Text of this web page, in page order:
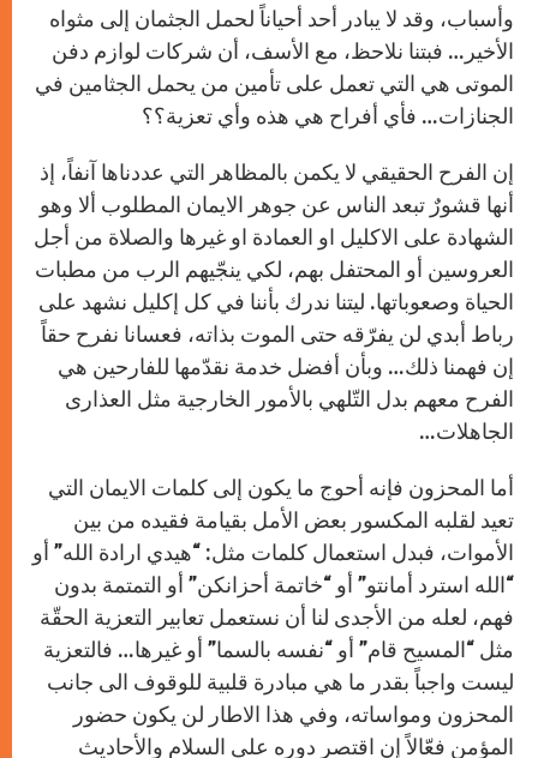
وأسباب، وقد لا يبادر أحد أحياناً لحمل الجثمان إلى مثواه
الأخير… فبتنا نلاحظ، مع الأسف، أن شركات لوازم دفن
الموتى هي التي تعمل على تأمين من يحمل الجثامين في
الجنازات… فأي أفراح هي هذه وأي تعزية؟؟
إن الفرح الحقيقي لا يكمن بالمظاهر التي عددناها آنفاً، إذ
أنها قشورٌ تبعد الناس عن جوهر الايمان المطلوب ألا وهو
الشهادة على الاكليل او العمادة او غيرها والصلاة من أجل
العروسين أو المحتفل بهم، لكي ينجّيهم الرب من مطبات
الحياة وصعوباتها. ليتنا ندرك بأننا في كل إكليل نشهد على
رباط أبدي لن يفرّقه حتى الموت بذاته، فعسانا نفرح حقاً
إن فهمنا ذلك… وبأن أفضل خدمة نقدّمها للفارحين هي
الفرح معهم بدل التّلهي بالأمور الخارجية مثل العذارى
الجاهلات…
أما المحزون فإنه أحوج ما يكون إلى كلمات الايمان التي
تعيد لقلبه المكسور بعض الأمل بقيامة فقيده من بين
الأموات، فبدل استعمال كلمات مثل: “هيدي ارادة الله” أو
“الله استرد أمانتو” أو “خاتمة أحزانكن” أو التمتمة بدون
فهم، لعله من الأجدى لنا أن نستعمل تعابير التعزية الحقّة
مثل “المسيح قام” أو “نفسه بالسما” أو غيرها… فالتعزية
ليست واجباً بقدر ما هي مبادرة قلبية للوقوف الى جانب
المحزون ومواساته، وفي هذا الاطار لن يكون حضور
المؤمن فعّالاً إن اقتصر دوره على السلام والأحاديث